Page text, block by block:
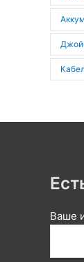
Ваше